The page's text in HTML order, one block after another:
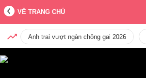
VỀ TRANG CHỦ
Anh trai vượt ngàn chông gai 2026